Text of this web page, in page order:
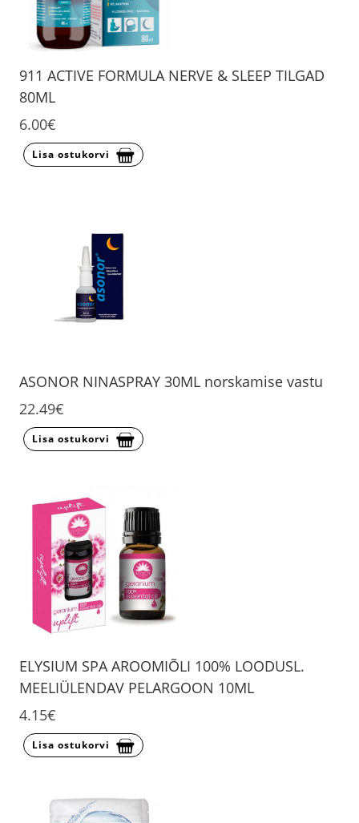
911 ACTIVE FORMULA NERVE & SLEEP TILGAD
80ML
6.00€
Lisa ostukorvi
ASONOR NINASPRAY 30ML norskamise vastu
22.49€
Lisa ostukorvi
ELYSIUM SPA AROOMIÕLI 100% LOODUSL.
MEELIÜLENDAV PELARGOON 10ML
4.15€
Lisa ostukorvi